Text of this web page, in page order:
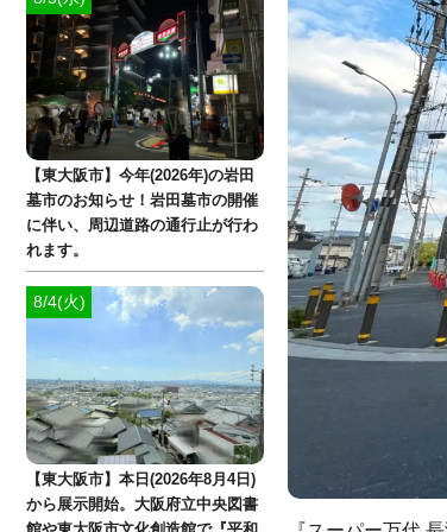
【東大阪市】今年(2026年)の岩田
墓市のお知らせ！岩田墓市の開催
に伴い、周辺道路の通行止が行わ
れます。
8/4(火)
【東大阪市】本日(2026年8月4日)
から展示開始。大阪府立中央図書